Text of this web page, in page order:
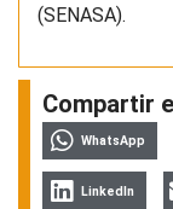
(SENASA).
Compartir
WhatsApp
LinkedIn